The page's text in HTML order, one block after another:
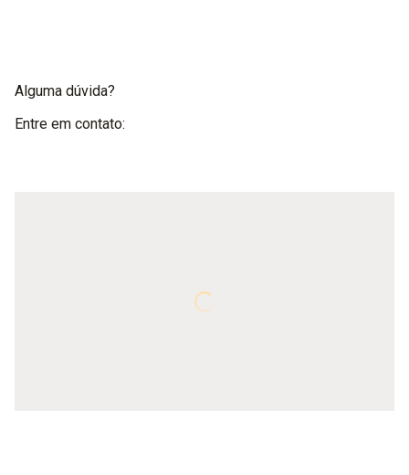
Alguma dúvida?
Entre em contato: